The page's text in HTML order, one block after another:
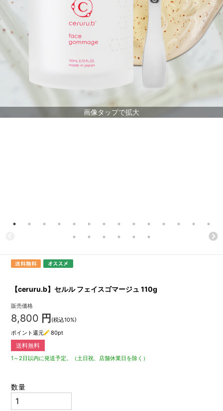
画像タップで拡大
【ceruru.b】セルル フェイスゴマージュ 110g
販売価格
8,800 円 (税込10%)
ポイント還元
80pt
送料無料
1～2日以内に発送予定。（土日祝、店舗休業日を除く）
数量